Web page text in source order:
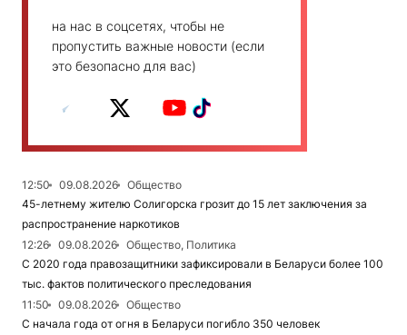
на нас в соцсетях, чтобы не
пропустить важные новости (если
это безопасно для вас)
12:50 09.08.2026
Общество
45-летнему жителю Солигорска грозит до 15 лет заключения за
распространение наркотиков
12:26
09.08.2026
Общество, Политика
С 2020 года правозащитники зафиксировали в Беларуси более 100
тыс. фактов политического преследования
11:50
09.08.2026
Общество
С начала года от огня в Беларуси погибло 350 человек